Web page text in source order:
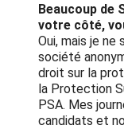
Beaucoup de
votre côté,
Oui, mais je ne
société
droit sur la
la Protection
PSA. Mes
candidats et